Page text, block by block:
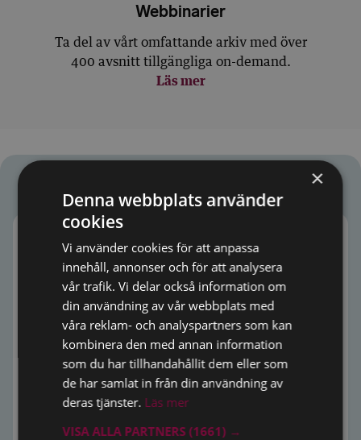
Webbinarier
Ta del av vårt omfattande arkiv med över
400 avsnitt tillgängliga on-demand.
Läs mer
Våra prispaketeringar
Lexnova Total
2 749kr/mån
AI-Legal Assistant
Nyheter
Expertkommentarer
×
Denna webbplats använder
cookies
Vi använder cookies för att anpassa
innehåll, annonser och för att analysera
vår trafik. Vi delar också information om
din användning av vår webbplats med
våra reklam- och analyspartners som kan
kombinera den med annan information
som du har tillhandahållit dem eller som
de har samlat in från din användning av
deras tjänster. Läs mer
VISA ALLA PARTNERS (1661) →